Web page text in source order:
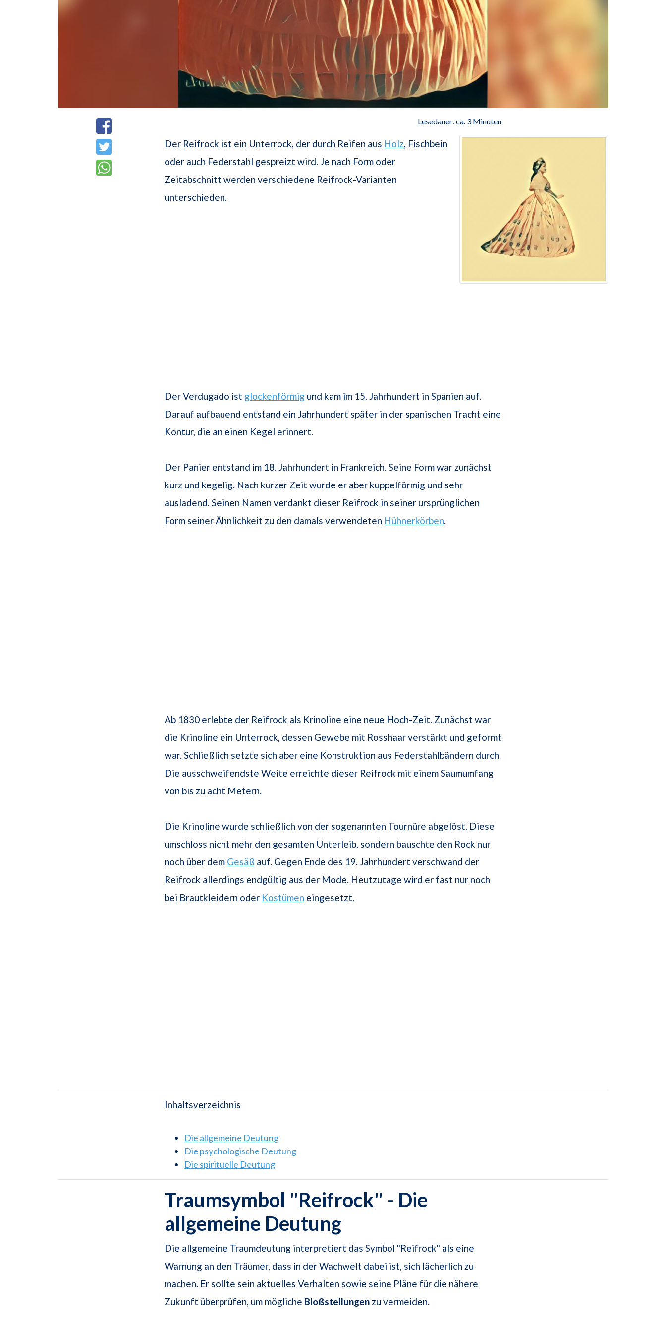
Lesedauer: ca. 3 Minuten
Der Reifrock ist ein Unterrock, der durch Reifen aus Holz, Fischbein
oder auch Federstahl gespreizt wird. Je nach Form oder
Zeitabschnitt werden verschiedene Reifrock-Varianten
unterschieden.
Der Verdugado ist glockenförmig und kam im 15. Jahrhundert in Spanien auf.
Darauf aufbauend entstand ein Jahrhundert später in der spanischen Tracht eine
Kontur, die an einen Kegel erinnert.
Der Panier entstand im 18. Jahrhundert in Frankreich. Seine Form war zunächst
kurz und kegelig. Nach kurzer Zeit wurde er aber kuppelförmig und sehr
ausladend. Seinen Namen verdankt dieser Reifrock in seiner ursprünglichen
Form seiner Ähnlichkeit zu den damals verwendeten Hühnerkörben.
Ab 1830 erlebte der Reifrock als Krinoline eine neue Hoch-Zeit. Zunächst war
die Krinoline ein Unterrock, dessen Gewebe mit Rosshaar verstärkt und geformt
war. Schließlich setzte sich aber eine Konstruktion aus Federstahlbändern durch.
Die ausschweifendste Weite erreichte dieser Reifrock mit einem Saumumfang
von bis zu acht Metern.
Die Krinoline wurde schließlich von der sogenannten Tournüre abgelöst. Diese
umschloss nicht mehr den gesamten Unterleib, sondern bauschte den Rock nur
noch über dem Gesäß auf. Gegen Ende des 19. Jahrhundert verschwand der
Reifrock allerdings endgültig aus der Mode. Heutzutage wird er fast nur noch
bei Brautkleidern oder Kostümen eingesetzt.
Inhaltsverzeichnis
Die allgemeine Deutung
Die psychologische Deutung
Die spirituelle Deutung
Traumsymbol "Reifrock" - Die
allgemeine Deutung
Die allgemeine Traumdeutung interpretiert das Symbol "Reifrock" als eine
Warnung an den Träumer, dass in der Wachwelt dabei ist, sich lächerlich zu
machen. Er sollte sein aktuelles Verhalten sowie seine Pläne für die nähere
Zukunft überprüfen, um mögliche Bloßstellungen zu vermeiden.